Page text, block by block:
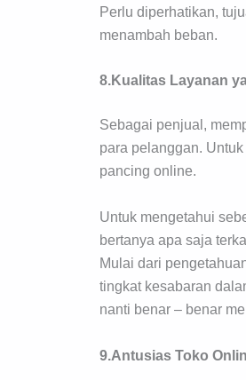
Perlu diperhatikan,
menambah beban.
8.Kualitas Layanan
Sebagai penjual,
para pelanggan.
pancing online.
Untuk mengetahui
bertanya apa saja
Mulai dari
tingkat kesabaran
nanti benar – benar
9.Antusias Toko